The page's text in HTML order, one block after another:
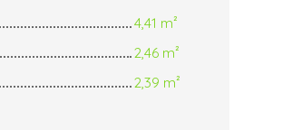
4,41 m²
2,46 m²
2,39 m²